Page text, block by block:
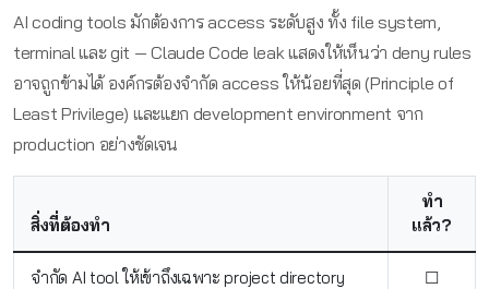
AI coding tools มักต้องการ access ระดับสูง ทั้ง file system,
terminal และ git — Claude Code leak แสดงให้เห็นว่า deny rules
อาจถูกข้ามได้ องค์กรต้องจำกัด access ให้น้อยที่สุด (Principle of
Least Privilege) และแยก development environment จาก
production อย่างชัดเจน
สิ่งที่ต้องทำ
ทำ
แล้ว?
จำกัด AI tool ให้เข้าถึงเฉพาะ project directory ☐